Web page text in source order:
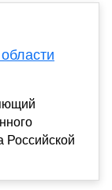
Российской